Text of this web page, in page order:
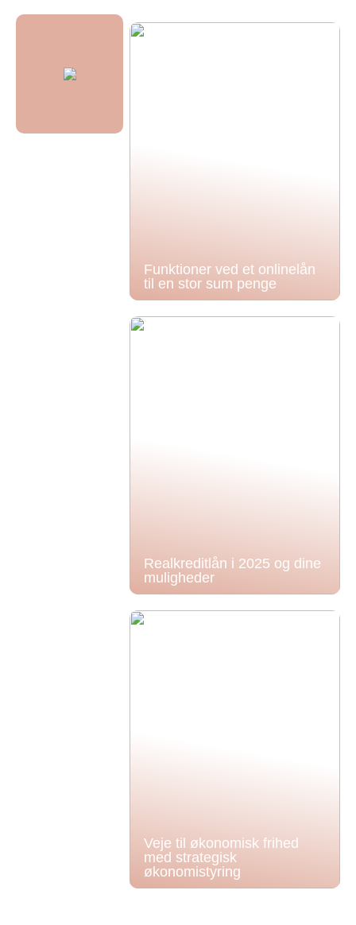
Funktioner ved et onlinelån
til en stor sum penge
Realkreditlån i 2025 og dine
muligheder
Veje til økonomisk frihed
med strategisk
økonomistyring